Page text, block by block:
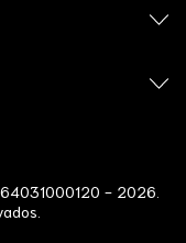
- 2026.